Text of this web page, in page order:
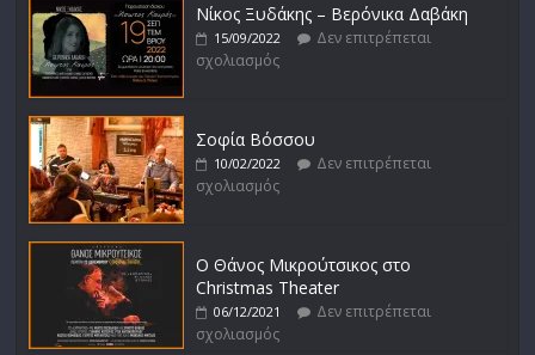
Νίκος Ξυδάκης – Βερόνικα Δαβάκη
15/09/2022
Δεν επιτρέπεται
σχολιασμός
Σοφία Βόσσου
10/02/2022
Δεν επιτρέπεται
σχολιασμός
Ο Θάνος Μικρούτσικος στο
Christmas Theater
06/12/2021
Δεν επιτρέπεται
σχολιασμός